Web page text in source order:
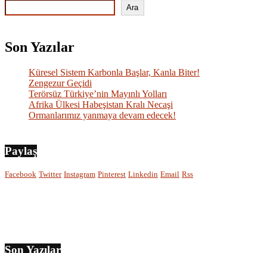
Ara
Son Yazılar
Küresel Sistem Karbonla Başlar, Kanla Biter!
Zengezur Geçidi
Terörsüz Türkiye’nin Mayınlı Yolları
Afrika Ülkesi Habeşistan Kralı Necaşi
Ormanlarımız yanmaya devam edecek!
Paylaş
Facebook Twitter Instagram Pinterest Linkedin Email Rss
Son Yazılar